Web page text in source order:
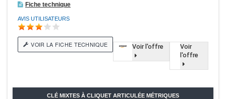
Fiche technique
AVIS UTILISATEURS
VOIR LA FICHE TECHNIQUE Voir l'offre
Voir
l'offre
CLÉ MIXTES À CLIQUET ARTICULÉE MÉTRIQUES